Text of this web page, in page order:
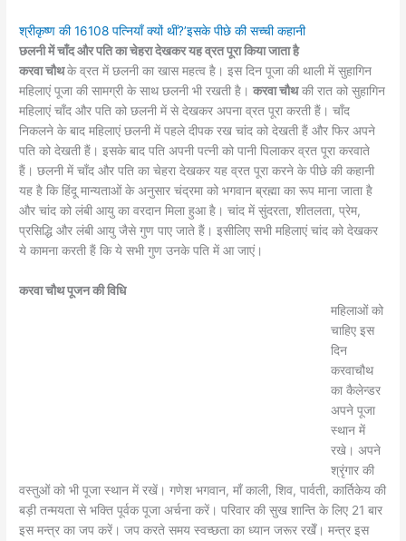
श्रीकृष्ण की 16108 पत्नियाँ क्यों थीं?’इसके पीछे की सच्ची कहानी
छलनी में चाँद और पति का चेहरा देखकर यह व्रत पूरा किया जाता है
करवा चौथके व्रत में छलनी का खास महत्व है। इस दिन पूजा की थाली में सुहागिन
महिलाएं पूजा की सामग्री के साथ छलनी भी रखती है।करवा चौथकी रात को सुहागिन
महिलाएं चाँद और पति को छलनी में से देखकर अपना व्रत पूरा करती हैं। चाँद
निकलने के बाद महिलाएं छलनी में पहले दीपक रख चांद को देखती हैं और फिर अपने
पति को देखती हैं। इसके बाद पति अपनी पत्नी को पानी पिलाकर व्रत पूरा करवाते
हैं। छलनी में चाँद और पति का चेहरा देखकर यह व्रत पूरा करने के पीछे की कहानी
यह है कि हिंदू मान्यताओं के अनुसार चंद्रमा को भगवान ब्रह्मा का रूप माना जाता है
और चांद को लंबी आयु का वरदान मिला हुआ है। चांद में सुंदरता, शीतलता, प्रेम,
प्रसिद्धि और लंबी आयु जैसे गुण पाए जाते हैं। इसीलिए सभी महिलाएं चांद को देखकर
ये कामना करती हैं कि ये सभी गुण उनके पति में आ जाएं।
करवा चौथ पूजन की विधि
महिलाओं को
चाहिए इस
दिन
करवाचौथ
का कैलेन्डर
अपने पूजा
स्थान में
रखे। अपने
श्रृंगार की
वस्तुओं को भी पूजा स्थान में रखें। गणेश भगवान, माँ काली, शिव, पार्वती, कार्तिकेय की
बड़ी तन्मयता से भक्ति पूर्वक पूजा अर्चना करें। परिवार की सुख शान्ति के लिए 21 बार
इस मन्त्र का जप करें। जप करते समय स्वच्छता का ध्यान जरूर रखेँ। मन्त्र इस